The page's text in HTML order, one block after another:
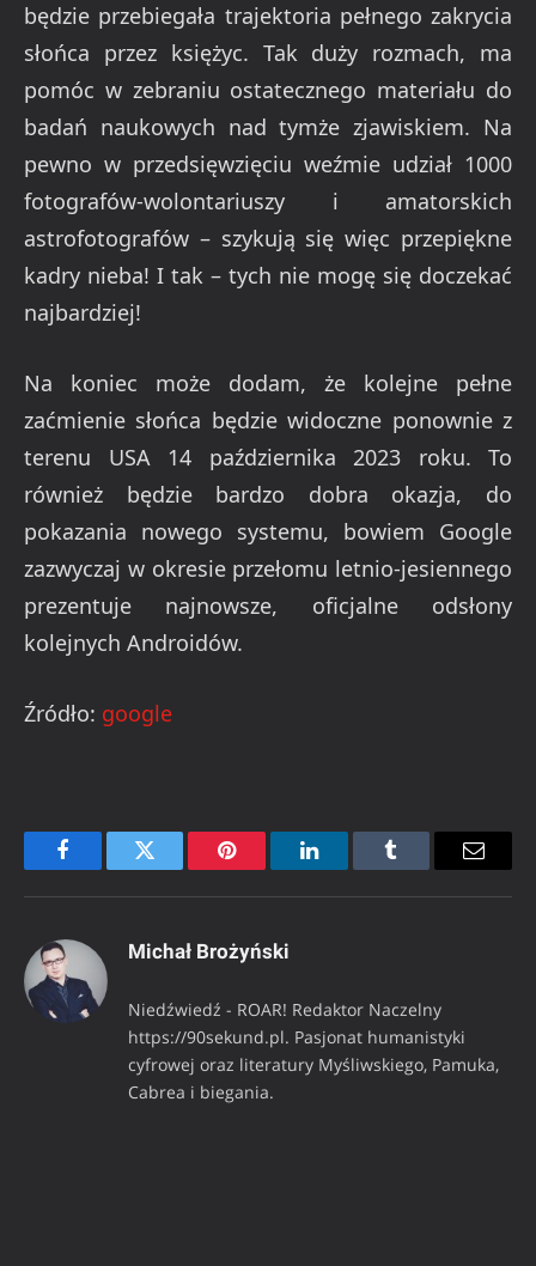
będzie przebiegała trajektoria pełnego zakrycia
słońca przez księżyc. Tak duży rozmach, ma
pomóc w zebraniu ostatecznego materiału do
badań naukowych nad tymże zjawiskiem. Na
pewno w przedsięwzięciu weźmie udział 1000
fotografów-wolontariuszy i amatorskich
astrofotografów – szykują się więc przepiękne
kadry nieba! I tak – tych nie mogę się doczekać
najbardziej!
Na koniec może dodam, że kolejne pełne
zaćmienie słońca będzie widoczne ponownie z
terenu USA 14 października 2023 roku. To
również będzie bardzo dobra okazja, do
pokazania nowego systemu, bowiem Google
zazwyczaj w okresie przełomu letnio-jesiennego
prezentuje najnowsze, oficjalne odsłony
kolejnych Androidów.
Źródło: google
FacebookTwitter Pinterest LinkedInTumblr Email
Michał Brożyński
Niedźwiedź - ROAR! Redaktor Naczelny
https://90sekund.pl. Pasjonat humanistyki
cyfrowej oraz literatury Myśliwskiego, Pamuka,
Cabrea i biegania.